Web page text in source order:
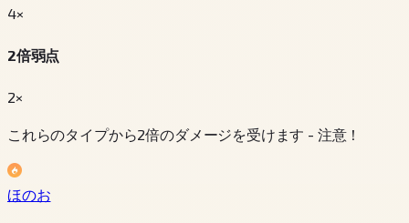
4×
2倍弱点
2×
これらのタイプから2倍のダメージを受けます - 注意！
ほのお